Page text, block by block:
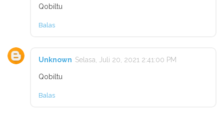
Qobiltu
Balas
Unknown Selasa, Juli 20, 2021 2:41:00 PM
Qobiltu
Balas